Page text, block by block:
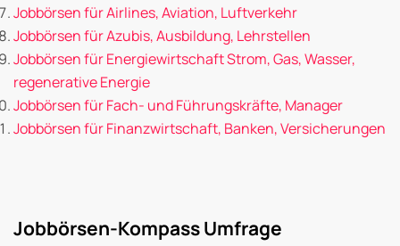
Jobbörsen für Airlines, Aviation, Luftverkehr
Jobbörsen für Azubis, Ausbildung, Lehrstellen
Jobbörsen für Energiewirtschaft Strom, Gas, Wasser,
regenerative Energie
Jobbörsen für Fach- und Führungskräfte, Manager
Jobbörsen für Finanzwirtschaft, Banken, Versicherungen
Jobbörsen-Kompass Umfrage